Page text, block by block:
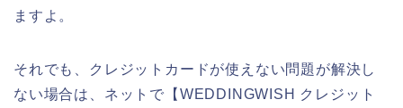
ますよ。
それでも、クレジットカードが使えない問題が解決し
ない場合は、ネットで【WEDDINGWISH クレジット